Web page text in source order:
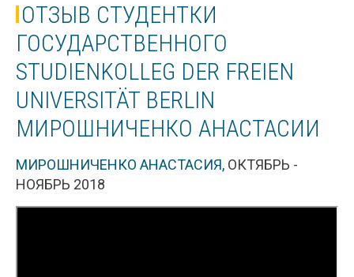
ОТЗЫВ СТУДЕНТКИ
ГОСУДАРСТВЕННОГО
STUDIENKOLLEG DER FREIEN
UNIVERSITÄT BERLIN
МИРОШНИЧЕНКО АНАСТАСИИ
МИРОШНИЧЕНКО АНАСТАСИЯ, ОКТЯБРЬ -
НОЯБРЬ 2018